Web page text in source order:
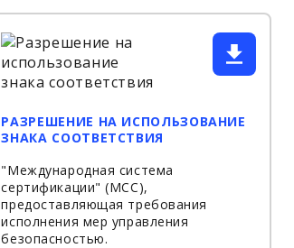
РАЗРЕШЕНИЕ НА ИСПОЛЬЗОВАНИЕ
ЗНАКА СООТВЕТСТВИЯ
"Международная система
сертификации" (МСС),
предоставляющая требования
исполнения мер управления
безопасностью.